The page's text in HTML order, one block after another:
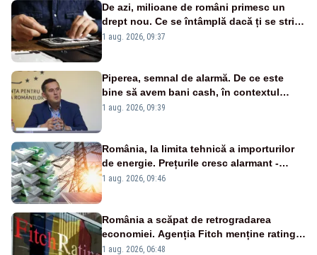
De azi, milioane de români primesc un
drept nou. Ce se întâmplă dacă ți se strică
un produs
1 aug. 2026, 09:37
Piperea, semnal de alarmă. De ce este
bine să avem bani cash, în contextul
alertei energetice?
1 aug. 2026, 09:39
România, la limita tehnică a importurilor
de energie. Prețurile cresc alarmant -
Analiză Realitatea Plus
1 aug. 2026, 09:46
România a scăpat de retrogradarea
economiei. Agenția Fitch menține ratingul
„BBB-” cu perspectivă negativă
1 aug. 2026, 06:48